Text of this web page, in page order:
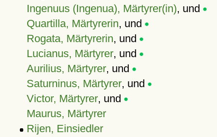
Ingenuus (Ingenua), Märtyrer(in), und
Quartilla, Märtyrerin, und
Rogata, Märtyrerin, und
Lucianus, Märtyrer, und
Aurilius, Märtyrer, und
Saturninus, Märtyrer, und
Victor, Märtyrer, und
Maurus, Märtyrer
Rijen, Einsiedler